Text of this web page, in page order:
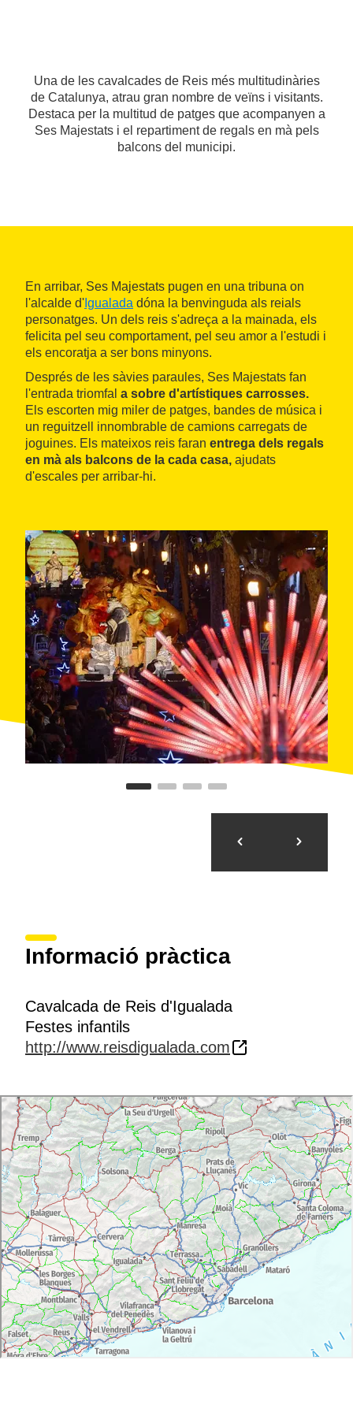
Una de les cavalcades de Reis més multitudinàries
de Catalunya, atrau gran nombre de veïns i visitants.
Destaca per la multitud de patges que acompanyen a
Ses Majestats i el repartiment de regals en mà pels
balcons del municipi.
En arribar, Ses Majestats pugen en una tribuna on
l'alcalde d' Igualada dóna la benvinguda als reials
personatges. Un dels reis s'adreça a la mainada, els
felicita pel seu comportament, pel seu amor a l'estudi i
els encoratja a ser bons minyons.
Després de les sàvies paraules, Ses Majestats fan
l'entrada triomfal a sobre d'artístiques carrosses.
Els escorten mig miler de patges, bandes de música i
un reguitzell innombrable de camions carregats de
joguines. Els mateixos reis faran entrega dels regals
en mà als balcons de la cada casa, ajudats
d'escales per arribar-hi.
Informació pràctica
Cavalcada de Reis d'Igualada
Festes infantils
http://www.reisdigualada.com